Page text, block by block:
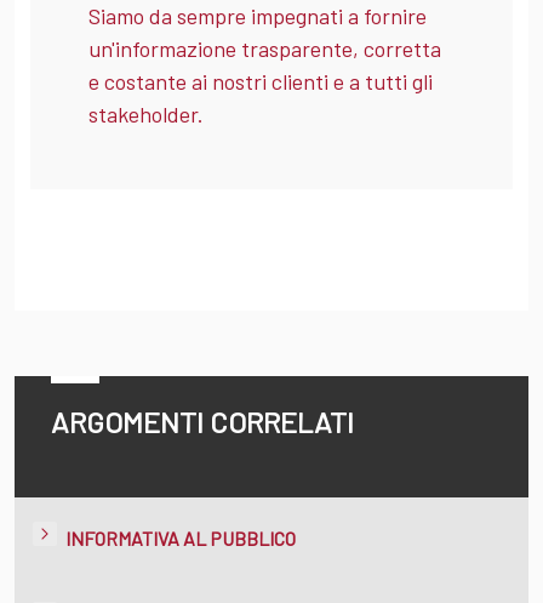
Siamo da sempre impegnati a fornire
un'informazione trasparente, corretta
e costante ai nostri clienti e a tutti gli
stakeholder.
ARGOMENTI CORRELATI
INFORMATIVA AL PUBBLICO